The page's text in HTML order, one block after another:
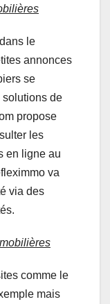
le
annonces
se
solutions de
propose
les
en ligne au
va
via des
comme le
mais